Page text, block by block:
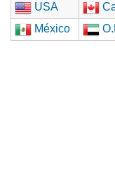
USA
México